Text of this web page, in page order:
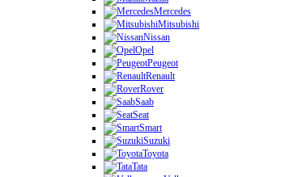
Mercedes
Mitsubishi
Nissan
Opel
Peugeot
Renault
Rover
Saab
Seat
Smart
Suzuki
Toyota
Tata